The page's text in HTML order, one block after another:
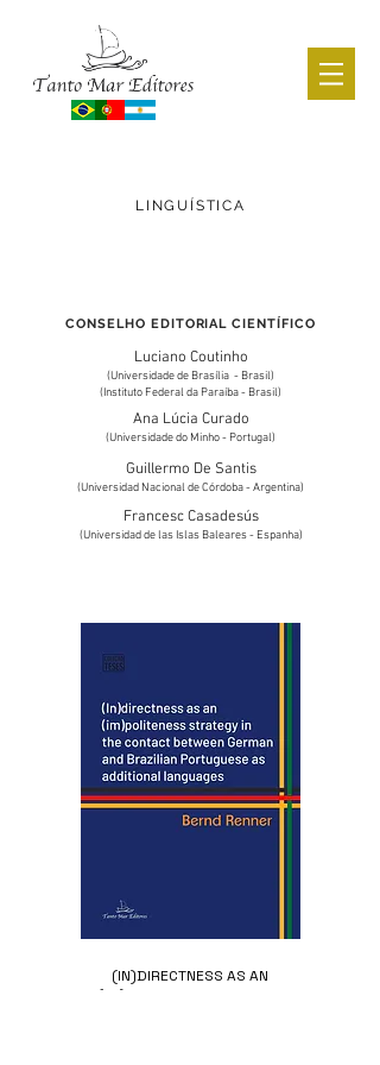
CATÁLOGO ACADÊMICO
LINGUÍSTICA
CONSELHO EDITORIAL CIENTÍFICO
Francesc Casadesús
(Universidad de las Islas Baleares - Espanha)
Ana Lúcia Curado
(Universidade do Minho - Portugal)
Luciano Coutinho
(Universidade de Brasília - Brasil)
(Instituto Federal da Paraíba - Brasil)
Guillermo De Santis
(Universidad Nacional de Córdoba - Argentina)
(IN)DIRECTNESS AS AN
(IM)POLITENESS STRATEGY